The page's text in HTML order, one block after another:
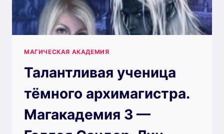
МАГИЧЕСКАЯ АКАДЕМИЯ
Талантливая ученица
тёмного архимагистра.
Магакадемия 3 —